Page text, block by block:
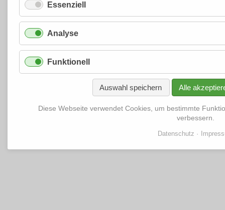
Essenziell
Analyse
Funktionell
Auswahl speichern Alle
Diese Webseite verwendet Cookies, um bestimmte
verbessern.
Datenschutz